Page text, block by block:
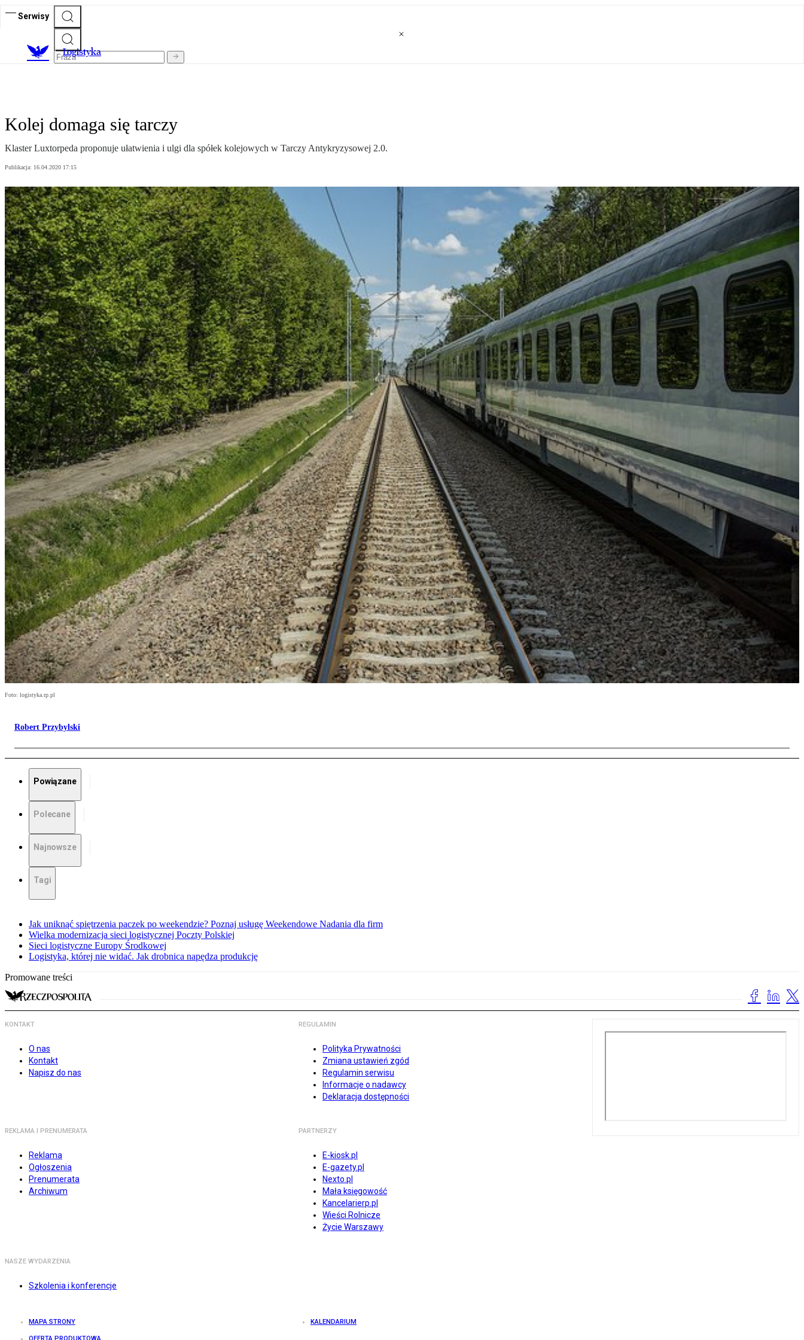
Serwisy
Logistyka
Kolej domaga się tarczy
Klaster Luxtorpeda proponuje ułatwienia i ulgi dla spółek kolejowych w Tarczy Antykryzysowej 2.0.
Publikacja: 16.04.2020 17:15
Foto: logistyka.rp.pl
Robert Przybylski
Powiązane
Polecane
Najnowsze
Tagi
Jak uniknąć spiętrzenia paczek po weekendzie? Poznaj usługę Weekendowe Nadania dla firm
Wielka modernizacja sieci logistycznej Poczty Polskiej
Sieci logistyczne Europy Środkowej
Logistyka, której nie widać. Jak drobnica napędza produkcję
Promowane treści
KONTAKT
O nas
Kontakt
Napisz do nas
REGULAMIN
Polityka Prywatności
Zmiana ustawień zgód
Regulamin serwisu
Informacje o nadawcy
Deklaracja dostępności
REKLAMA I PRENUMERATA
Reklama
Ogłoszenia
Prenumerata
Archiwum
PARTNERZY
E-kiosk.pl
E-gazety.pl
Nexto.pl
Mała księgowość
Kancelarierp.pl
Wieści Rolnicze
Życie Warszawy
NASZE WYDARZENIA
Szkolenia i konferencje
MAPA STRONY KALENDARIUM